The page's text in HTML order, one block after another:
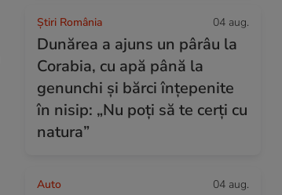
Știri România 04 aug.
Dunărea a ajuns un pârâu la
Corabia, cu apă până la
genunchi și bărci înțepenite
în nisip: „Nu poți să te cerți cu
natura”
Auto 04 aug.